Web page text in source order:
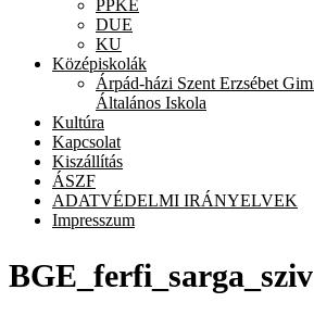
PPKE
DUE
KU
Középiskolák
Árpád-házi Szent Erzsébet
Általános Iskola
Kultúra
Kapcsolat
Kiszállítás
ÁSZF
ADATVÉDELMI IRÁNYELVEK
Impresszum